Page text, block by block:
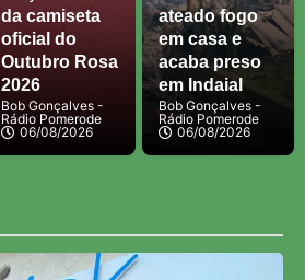
da camiseta
oficial do
Outubro Rosa
2026
Bob Gonçalves -
Rádio Pomerode
06/08/2026
ateado fogo
em casa e
acaba preso
em Indaial
Bob Gonçalves -
Rádio Pomerode
06/08/2026